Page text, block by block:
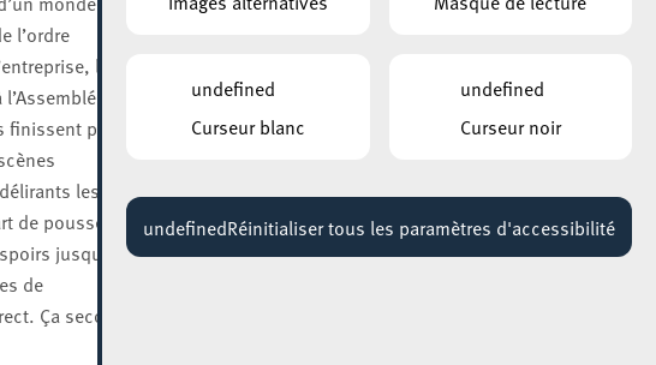
l’ordre
le
par se
les uns
de pousser
jusqu’à la
de
Ça secoue,
undefined
Curseur blanc
undefined
Curseur noir
undefinedRéinitialiser tous les paramètres d'accessibilité